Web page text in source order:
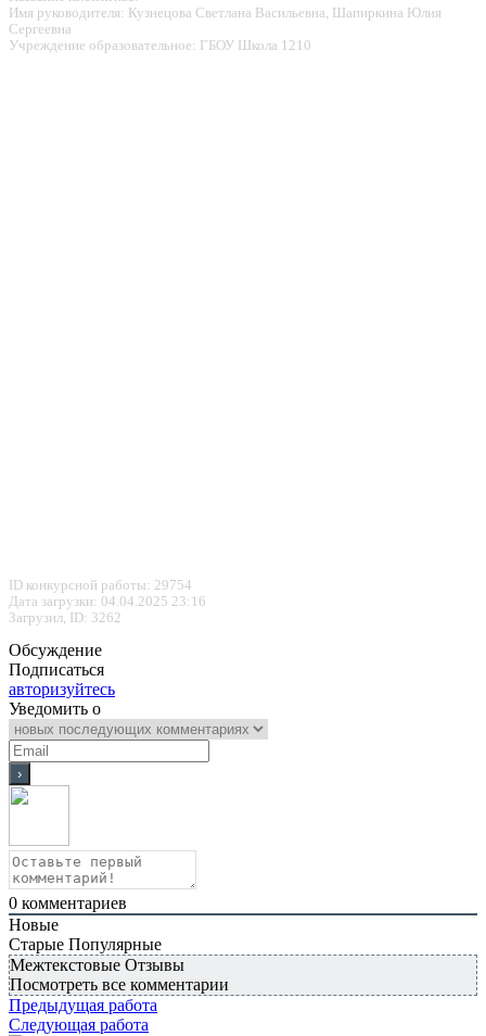
Имя руководителя: Кузнецова Светлана Васильевна, Шапиркина Юлия
Сергеевна
Учреждение образовательное: ГБОУ Школа 1210
ID конкурсной работы: 29754
Дата загрузки: 04.04.2025 23:16
Загрузил, ID: 3262
Обсуждение
Подписаться
авторизуйтесь
Уведомить о
0 комментариев
Новые
Старые Популярные
Межтекстовые Отзывы
Посмотреть все комментарии
Предыдущая работа
Следующая работа